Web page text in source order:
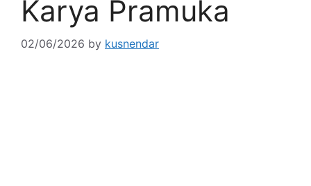
Karya Pramuka
02/06/2026 by kusnendar